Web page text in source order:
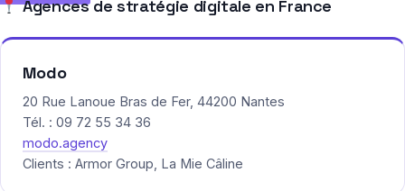
Agences de stratégie digitale en France
Modo
20 Rue Lanoue Bras de Fer, 44200 Nantes
Tél. : 09 72 55 34 36
modo.agency
Clients : Armor Group, La Mie Câline